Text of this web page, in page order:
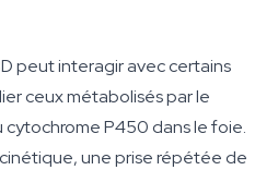
peut interagir avec certains
ceux métabolisés par le
P450 dans le foie.
une prise répétée de